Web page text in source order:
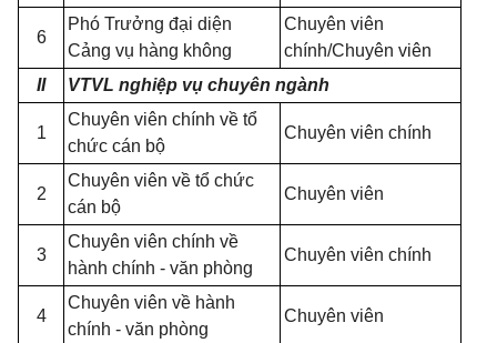
6
Phó Trưởng đại diện
Cảng vụ hàng không
Chuyên viên
chính/Chuyên viên
II
VTVL nghiệp vụ chuyên ngành
1
Chuyên viên chính về tổ
chức cán bộ
Chuyên viên chính
2
Chuyên viên về tổ chức
cán bộ
Chuyên viên
3
Chuyên viên chính về
hành chính - văn phòng
Chuyên viên chính
4
Chuyên viên về hành
chính - văn phòng
Chuyên viên